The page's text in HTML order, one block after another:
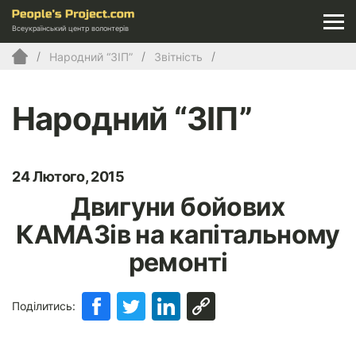
Всеукраїнський центр волонтерів
Народний “ЗІП” Звітність
Народний “ЗІП”
24 Лютого, 2015
Двигуни бойових
КАМАЗів на капітальному
ремонті
Поділитись: